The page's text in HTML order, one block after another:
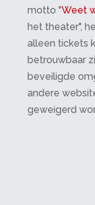
motto "Weet
het theater",
alleen tickets
betrouwbaar
beveiligde
andere
geweigerd